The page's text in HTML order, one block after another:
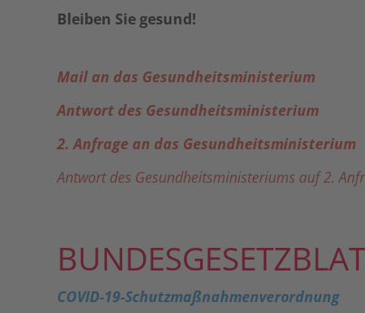
Bleiben Sie gesund!
Mail an das Gesundheitsministerium
Antwort des Gesundheitsministerium
2. Anfrage an das Gesundheitsministerium
Antwort des Gesundheitsministeriums auf 2.
COVID-19-Schutzmaßnahmenverordnung